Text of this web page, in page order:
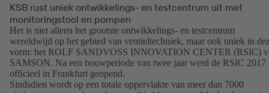
KSB rust uniek ontwikkelings- en testcentrum uit met
monitoringstool en pompen
Het is niet alleen het grootste ontwikkelings- en testcentrum
wereldwijd op het gebied van ventieltechniek, maar ook uniek in
vorm: het ROLF SANDVOSS INNOVATION CENTER (RSIC)
SAMSON. Na een bouwperiode van twee jaar werd de RSIC 2017
officieel in Frankfurt geopend.
Sindsdien wordt op een totale oppervlakte van meer dan 7000